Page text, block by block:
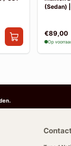
(Sedan)
€89,00
Op